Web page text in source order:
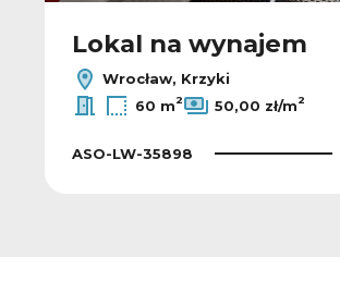
Lokal na wynajem
Wrocław, Krzyki
60 m2 50,00 zł/m2
ASO-LW-35898